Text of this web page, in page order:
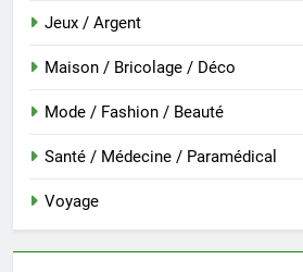
Jeux / Argent
Maison / Bricolage / Déco
Mode / Fashion / Beauté
Santé / Médecine / Paramédical
Voyage